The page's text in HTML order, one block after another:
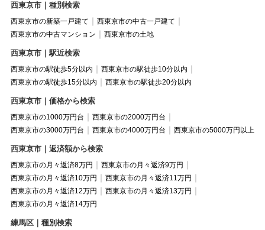
西東京市｜種別検索
西東京市の新築一戸建て
西東京市の中古一戸建て
西東京市の中古マンション
西東京市の土地
西東京市｜駅近検索
西東京市の駅徒歩5分以内
西東京市の駅徒歩10分以内
西東京市の駅徒歩15分以内
西東京市の駅徒歩20分以内
西東京市｜価格から検索
西東京市の1000万円台
西東京市の2000万円台
西東京市の3000万円台
西東京市の4000万円台 西東京市の5000万円以上
西東京市｜返済額から検索
西東京市の月々返済8万円
西東京市の月々返済9万円
西東京市の月々返済10万円
西東京市の月々返済11万円
西東京市の月々返済12万円
西東京市の月々返済13万円
西東京市の月々返済14万円
練馬区｜種別検索